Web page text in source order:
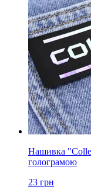
Нашивка
голограмою
23 грн